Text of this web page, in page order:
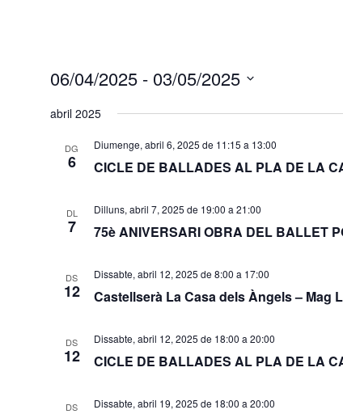
06/04/2025 - 03/05/2025
una
abril 2025
DG
6
Diumenge, abril 6, 2025 de 11:15 a 13:00
CICLE DE BALLADES AL PLA DE LA
DL
7
Dilluns, abril 7, 2025 de 19:00 a 21:00
75è ANIVERSARI OBRA DEL BALLET
DS
12
Dissabte, abril 12, 2025 de 8:00 a 17:00
Castellserà La Casa dels Àngels – Mag
DS
12
Dissabte, abril 12, 2025 de 18:00 a 20:00
CICLE DE BALLADES AL PLA DE LA
DS Dissabte, abril 19, 2025 de 18:00 a 20:00